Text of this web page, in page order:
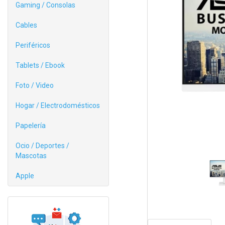
Gaming / Consolas
Cables
Periféricos
Tablets / Ebook
Foto / Video
Hogar / Electrodomésticos
Papelería
Ocio / Deportes /
Mascotas
Apple